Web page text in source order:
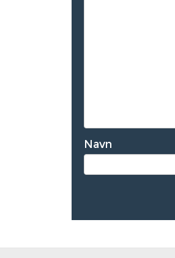
Navn